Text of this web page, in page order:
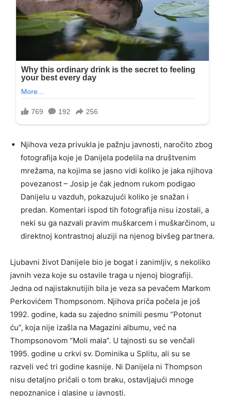
Njihova veza privukla je pažnju javnosti, naročito zbog
fotografija koje je Danijela podelila na društvenim
mrežama, na kojima se jasno vidi koliko je jaka njihova
povezanost – Josip je čak jednom rukom podigao
Danijelu u vazduh, pokazujući koliko je snažan i
predan. Komentari ispod tih fotografija nisu izostali, a
neki su ga nazvali pravim muškarcem i muškarčinom, u
direktnoj kontrastnoj aluziji na njenog bivšeg partnera.
Ljubavni život Danijele bio je bogat i zanimljiv, s nekoliko
javnih veza koje su ostavile traga u njenoj biografiji.
Jedna od najistaknutijih bila je veza sa pevačem Markom
Perkovićem Thompsonom. Njihova priča počela je još
1992. godine, kada su zajedno snimili pesmu “Potonut
ću”, koja nije izašla na Magazini albumu, već na
Thompsonovom “Moli mala”. U tajnosti su se venčali
1995. godine u crkvi sv. Dominika u Splitu, ali su se
razveli već tri godine kasnije. Ni Danijela ni Thompson
nisu detaljno pričali o tom braku, ostavljajući mnoge
nepoznanice i glasine u javnosti.